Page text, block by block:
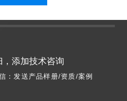
，添加技术咨询
：发送产品样册/资质/案例